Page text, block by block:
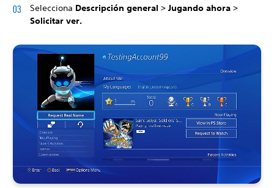
Selecciona Descripción general > Jugando ahora >
Solicitar ver.